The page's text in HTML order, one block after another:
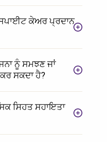
ਕੇਅਰ ਪ੍ਰਦਾਨ
ਨੂੰ ਸਮਝਣ ਜਾਂ
ਸਕਦਾ ਹੈ?
ਸਿਹਤ ਸਹਾਇਤਾ